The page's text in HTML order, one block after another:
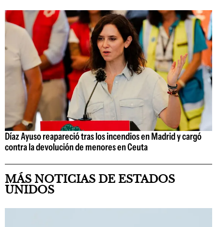
Díaz Ayuso reapareció tras los incendios en Madrid y cargó
contra la devolución de menores en Ceuta
MÁS NOTICIAS DE ESTADOS
UNIDOS